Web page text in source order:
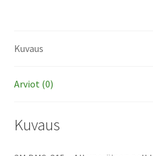
Kuvaus
Arviot (0)
Kuvaus